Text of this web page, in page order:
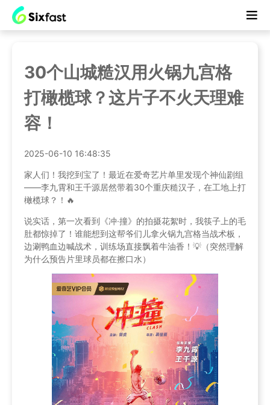
30个山城糙汉用火锅九宫格
打橄榄球？这片子不火天理难
容！
2025-06-10 16:48:35
家人们！我挖到宝了！最近在爱奇艺片单里发现个神仙剧组
——李九霄和王千源居然带着30个重庆糙汉子，在工地上打
橄榄球？！🔥
说实话，第一次看到《冲·撞》的拍摄花絮时，我筷子上的毛
肚都惊掉了！谁能想到这帮爷们儿拿火锅九宫格当战术板，
边涮鸭血边喊战术，训练场直接飘着牛油香！💡（突然理解
为什么预告片里球员都在擦口水）